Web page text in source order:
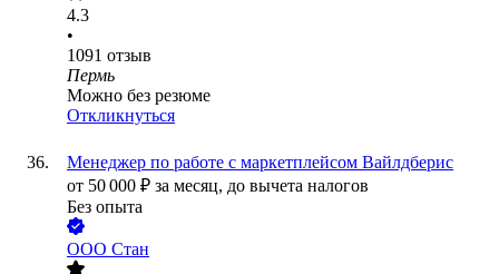
4.3
•
1091 отзыв
Пермь
Можно без резюме
Откликнуться
Менеджер по работе с маркетплейсом Вайлдберис
от 50 000 ₽ за месяц, до вычета налогов
Без опыта
ООО Стан